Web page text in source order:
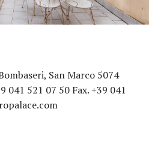
San Marco 5074
041 521 07 50 Fax. +39 041